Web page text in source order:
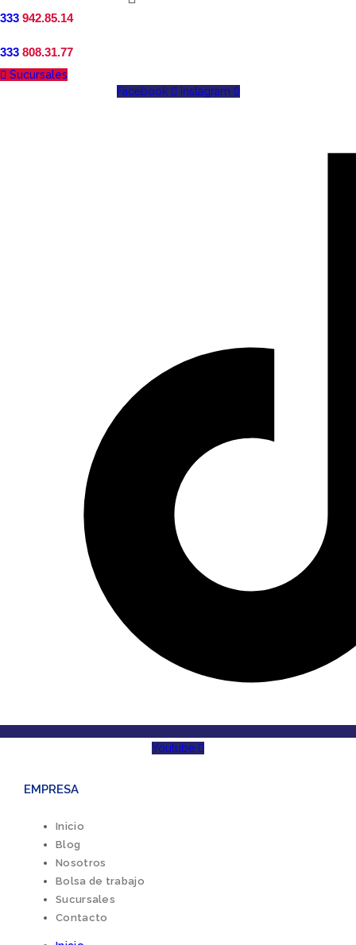
333 942.85.14
333 808.31.77
Sucursales
Facebook
Instagram
Youtube
EMPRESA
Inicio
Blog
Nosotros
Bolsa de trabajo
Sucursales
Contacto